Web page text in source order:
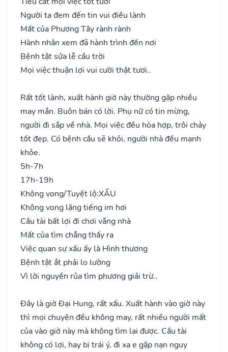
Người ta đem đến tin vui điều lành
Mất của Phương Tây rành rành
Hành nhân xem đã hành trình đến nơi
Bệnh tật sửa lễ cầu trời
Mọi việc thuận lợi vui cười thật tươi..
Rất tốt lành, xuất hành giờ này thường gặp nhiều
may mắn. Buôn bán có lời. Phụ nữ có tin mừng,
người đi sắp về nhà. Mọi việc đều hòa hợp, trôi chảy
tốt đẹp. Có bệnh cầu sẽ khỏi, người nhà đều mạnh
khỏe.
5h-7h
17h-19h
Không vong/Tuyệt lộ:XẤU
Không vong lặng tiếng im hơi
Cầu tài bất lợi đi chơi vắng nhà
Mất của tìm chẳng thấy ra
Việc quan sự xấu ấy là Hình thương
Bệnh tật ắt phải lo lường
Vì lời nguyền rủa tìm phương giải trừ..
Đây là giờ Đại Hung, rất xấu. Xuất hành vào giờ này
thì mọi chuyện đều không may, rất nhiều người mất
của vào giờ này mà không tìm lại được. Cầu tài
không có lợi, hay bị trái ý, đi xa e gặp nạn nguy